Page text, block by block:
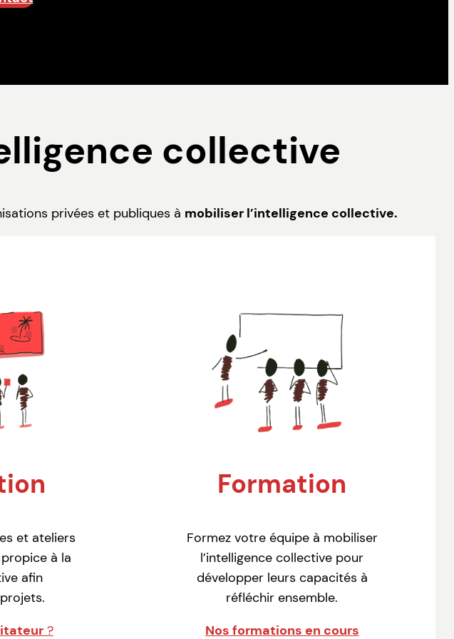
collective
privées et publiques à mobiliser l’intelligence collective.
et ateliers
à la
afin
?
Formation
Formez votre équipe à mobiliser
l’intelligence collective pour
développer leurs capacités à
réfléchir ensemble.
Nos formations en cours